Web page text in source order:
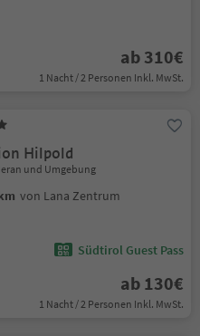
ab 310€
1 Nacht / 2 Personen Inkl. MwSt.
Hilpold
und Umgebung
von Lana Zentrum
Südtirol Guest Pass
ab 130€
1 Nacht / 2 Personen Inkl. MwSt.